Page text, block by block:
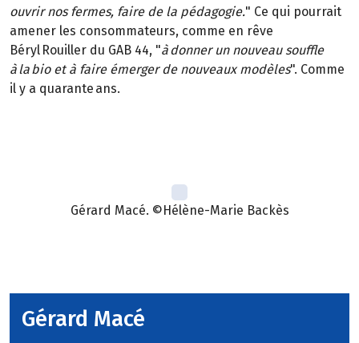
ouvrir nos fermes, faire de la pédagogie." Ce qui pourrait
amener les consommateurs, comme en rêve
Béryl Rouiller du GAB 44, "à donner un nouveau souffle
à la bio et à faire émerger de nouveaux modèles". Comme
il y a quarante ans.
Gérard Macé. ©Hélène-Marie Backès
Gérard Macé